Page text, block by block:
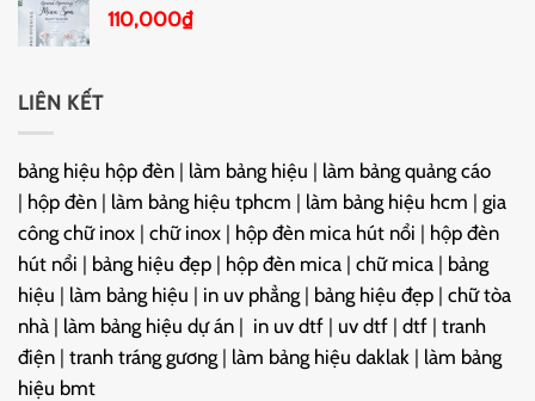
110,000₫
LIÊN KẾT
bảng hiệu hộp đèn | làm bảng hiệu | làm bảng quảng cáo
| hộp đèn | làm bảng hiệu tphcm | làm bảng hiệu hcm | gia
công chữ inox | chữ inox | hộp đèn mica hút nổi | hộp đèn
hút nổi | bảng hiệu đẹp | hộp đèn mica | chữ mica | bảng
hiệu | làm bảng hiệu | in uv phẳng | bảng hiệu đẹp | chữ tòa
nhà | làm bảng hiệu dự án | in uv dtf | uv dtf | dtf | tranh
điện | tranh tráng gương | làm bảng hiệu daklak | làm bảng
hiệu bmt